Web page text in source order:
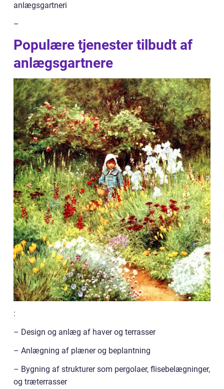
anlægsgartneri
–
Populære tjenester tilbudt af
anlægsgartnere
:
– Design og anlæg af haver og terrasser
– Anlægning af plæner og beplantning
– Bygning af strukturer som pergolaer, flisebelægninger,
og træterrasser